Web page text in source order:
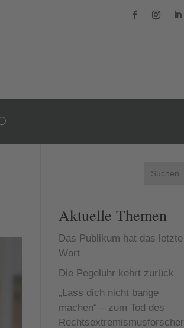
Suchen
Aktuelle Themen
Das Publikum hat das letzte
Wort
Die Pegeluhr kehrt zurück
„Lass dich nicht bange
machen“ – zum Tod des
Rechtsextremismusforscher